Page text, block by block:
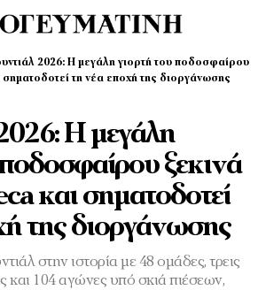
2026: Η μεγάλη γιορτή του ποδοσφαίρου
τη νέα εποχή της διοργάνωσης
Η μεγάλη
ξεκινά
και σηματοδοτεί
της διοργάνωσης
στην ιστορία με 48 ομάδες, τρεις
και 104 αγώνες υπό σκιά πιέσεων,